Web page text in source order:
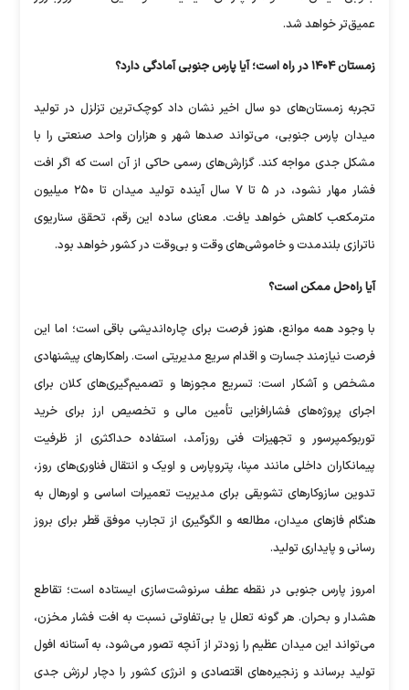
عمیق‌تر خواهد شد.
زمستان ۱۴۰۴ در راه است؛ آیا پارس جنوبی آمادگی دارد؟
تجربه زمستان‌های دو سال اخیر نشان داد کوچک‌ترین تزلزل در تولید
میدان پارس جنوبی، می‌تواند صد‌ها شهر و هزاران واحد صنعتی را با
مشکل جدی مواجه کند. گزارش‌های رسمی حاکی از آن است که اگر افت
فشار مهار نشود، در ۵ تا ۷ سال آینده تولید میدان تا ۲۵۰ میلیون
مترمکعب کاهش خواهد یافت. معنای ساده این رقم، تحقق سناریوی
ناترازی بلندمدت و خاموشی‌های وقت و بی‌وقت در کشور خواهد بود.
آیا راه‌حل ممکن است؟
با وجود همه موانع، هنوز فرصت برای چاره‌اندیشی باقی است؛ اما این
فرصت نیازمند جسارت و اقدام سریع مدیریتی است. راهکار‌های پیشنهادی
مشخص و آشکار است: تسریع مجوز‌ها و تصمیم‌گیری‌های کلان برای
اجرای پروژه‌های فشارافزایی تأمین مالی و تخصیص ارز برای خرید
توربوکمپرسور و تجهیزات فنی روزآمد، استفاده حداکثری از ظرفیت
پیمانکاران داخلی مانند مپنا، پتروپارس و اویک و انتقال فناوری‌های روز،
تدوین سازوکار‌های تشویقی برای مدیریت تعمیرات اساسی و اورهال به
هنگام فاز‌های میدان، مطالعه و الگوگیری از تجارب موفق قطر برای بروز
رسانی و پایداری تولید.
امروز پارس جنوبی در نقطه عطف سرنوشت‌سازی ایستاده است؛ تقاطع
هشدار و بحران. هر گونه تعلل یا بی‌تفاوتی نسبت به افت فشار مخزن،
می‌تواند این میدان عظیم را زودتر از آنچه تصور می‌شود، به آستانه افول
تولید برساند و زنجیره‌های اقتصادی و انرژی کشور را دچار لرزش جدی